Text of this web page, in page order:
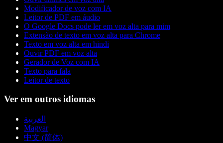
Modificador de voz com IA
Leitor de PDF em áudio
O Google Docs pode ler em voz alta para mim
Extensão de texto em voz alta para Chrome
Texto em voz alta em hindi
Ouvir PDF em voz alta
Gerador de Voz com IA
Texto para fala
Leitor de texto
Ver em outros idiomas
العربية
Magyar
中文 (简体)